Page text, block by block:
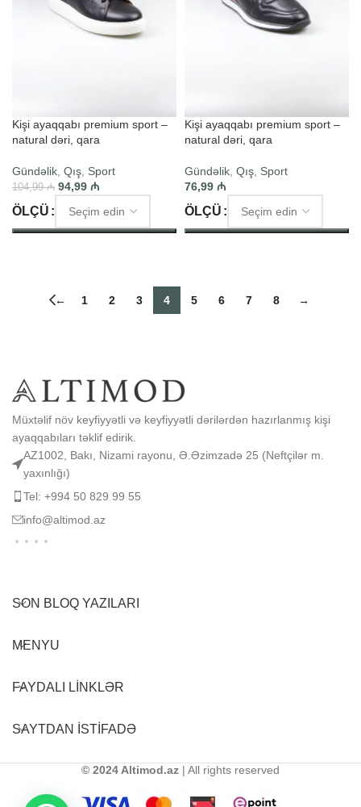
Kişi ayaqqabı premium sport –
natural dəri, qara
Gündəlik Qış Sport
104,99₼ 94,99 ₼
ÖLÇÜ
Kişi ayaqqabı premium sport –
natural dəri, qara
Gündəlik Qış Sport
76,99 ₼
ÖLÇÜ
← 1 2 3 4 5 6 7 8 →
Müxtəlif növ keyfiyyətli və keyfiyyətli dərilərdən hazırlanmış kişi
ayaqqabıları təklif edirik.
AZ1002, Bakı, Nizami rayonu, Ə.Əzimzadə 25 (Neftçilər m.
yaxınlığı)
Tel: +994 50 829 99 55
info@altimod.az
SON BLOQ YAZILARI
MENYU
FAYDALI LINKLƏR
SAYTDAN ISTIFADƏ
© 2024 Altimod.az | All rights reserved